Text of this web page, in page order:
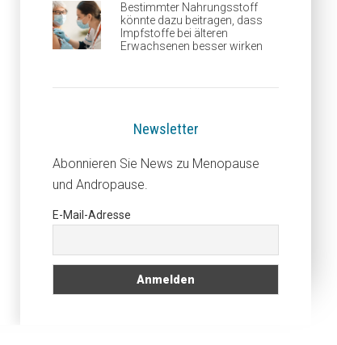
Bestimmter Nahrungsstoff
könnte dazu beitragen, dass
Impfstoffe bei älteren
Erwachsenen besser wirken
Newsletter
Abonnieren Sie News zu Menopause
und Andropause.
E-Mail-Adresse